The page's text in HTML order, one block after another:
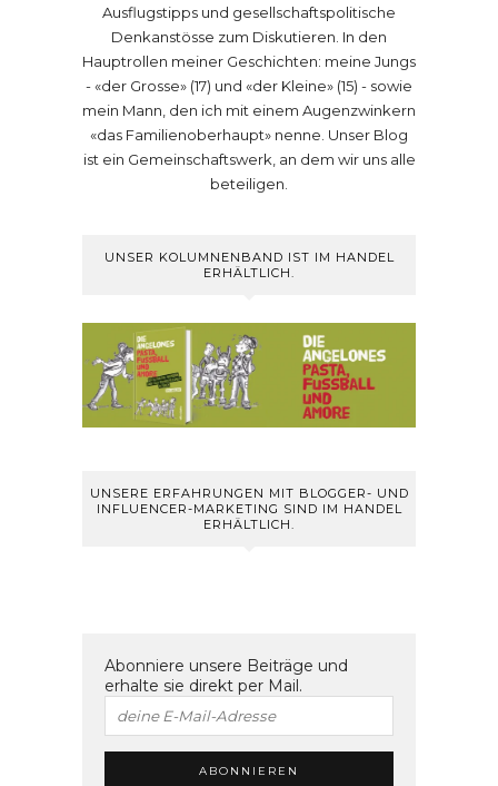
Ausflugstipps und gesellschaftspolitische
Denkanstösse zum Diskutieren. In den
Hauptrollen meiner Geschichten: meine Jungs
- «der Grosse» (17) und «der Kleine» (15) - sowie
mein Mann, den ich mit einem Augenzwinkern
«das Familienoberhaupt» nenne. Unser Blog
ist ein Gemeinschaftswerk, an dem wir uns alle
beteiligen.
UNSER KOLUMNENBAND IST IM HANDEL
ERHÄLTLICH.
UNSERE ERFAHRUNGEN MIT BLOGGER- UND
INFLUENCER-MARKETING SIND IM HANDEL
ERHÄLTLICH.
Abonniere unsere Beiträge und
erhalte sie direkt per Mail.